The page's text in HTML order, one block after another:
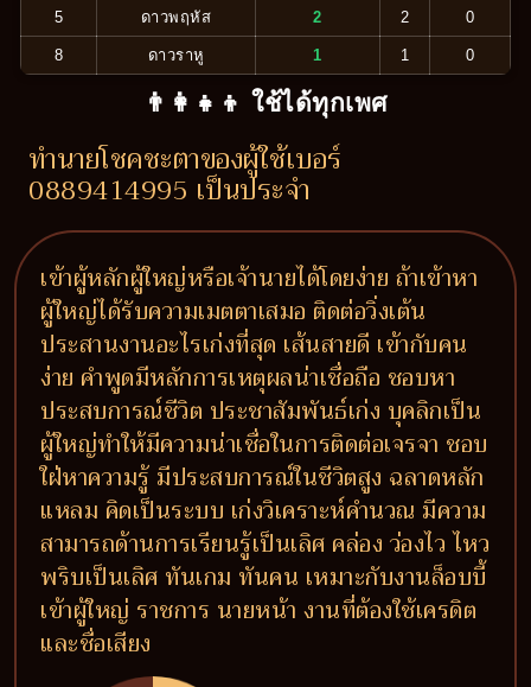
5 ดาวพฤหัส 2 2 0
8 ดาวราหู 1 1 0
👨‍👩‍👧‍👦 ใช้ได้ทุกเพศ
ทำนายโชคชะตาของผู้ใช้เบอร์
0889414995 เป็นประจำ
เข้าผู้หลักผู้ใหญ่หรือเจ้านายได้โดยง่าย ถ้าเข้าหา
ผู้ใหญ่ได้รับความเมตตาเสมอ ติดต่อวิ่งเต้น
ประสานงานอะไรเก่งที่สุด เส้นสายดี เข้ากับคน
ง่าย คำพูดมีหลักการเหตุผลน่าเชื่อถือ ชอบหา
ประสบการณ์ชีวิต ประชาสัมพันธ์เก่ง บุคลิกเป็น
ผู้ใหญ่ทำให้มีความน่าเชื่อในการติดต่อเจรจา ชอบ
ใฝ่หาความรู้ มีประสบการณ์ในชีวิตสูง ฉลาดหลัก
แหลม คิดเป็นระบบ เก่งวิเคราะห์คำนวณ มีความ
สามารถด้านการเรียนรู้เป็นเลิศ คล่อง ว่องไว ไหว
พริบเป็นเลิศ ทันเกม ทันคน เหมาะกับงานล็อบบี้
เข้าผู้ใหญ่ ราชการ นายหน้า งานที่ต้องใช้เครดิต
และชื่อเสียง